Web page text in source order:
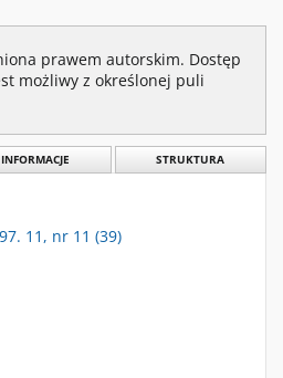
prawem autorskim. Dostęp
możliwy z określonej puli
INFORMACJE STRUKTURA
11, nr 11 (39)